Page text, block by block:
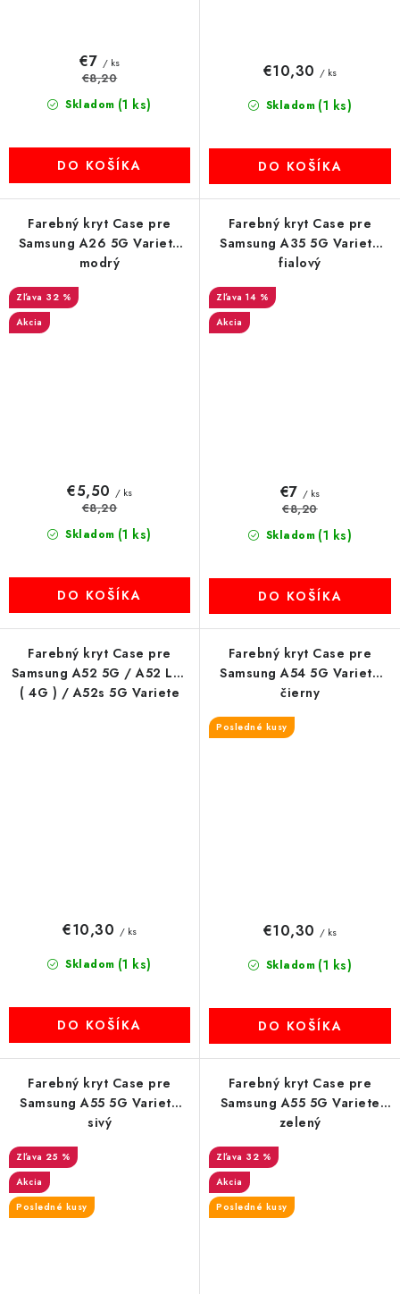
Skladom (1 ks)
€7 / ks
€8,20
DO KOŠÍKA
Skladom (1 ks)
€10,30 / ks
DO KOŠÍKA
Farebný kryt Case pre
Samsung A26 5G Variete
modrý
32 %
Akcia
Skladom (1 ks)
€5,50 / ks
€8,20
DO KOŠÍKA
Farebný kryt Case pre
Samsung A35 5G Variete
fialový
14 %
Akcia
Skladom (1 ks)
€7 / ks
€8,20
DO KOŠÍKA
Farebný kryt Case pre
Samsung A52 5G / A52 LTE
( 4G ) / A52s 5G Variete
Skladom (1 ks)
€10,30 / ks
DO KOŠÍKA
Farebný kryt Case pre
Samsung A54 5G Variete
čierny
Posledné kusy
Skladom (1 ks)
€10,30 / ks
DO KOŠÍKA
Farebný kryt Case pre
Samsung A55 5G Variete
sivý
25 %
Akcia
Posledné kusy
Farebný kryt Case pre
Samsung A55 5G Variete
zelený
32 %
Akcia
Posledné kusy